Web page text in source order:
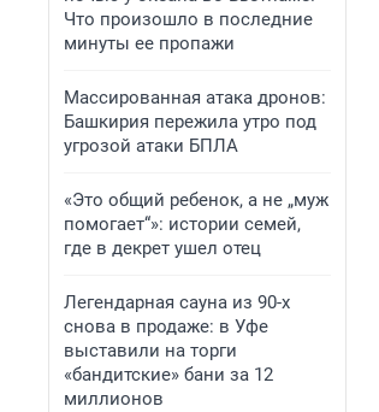
Что произошло в последние
минуты ее пропажи
Массированная атака дронов:
Башкирия пережила утро под
угрозой атаки БПЛА
«Это общий ребенок, а не „муж
помогает“»: истории семей,
где в декрет ушел отец
Легендарная сауна из 90-х
снова в продаже: в Уфе
выставили на торги
«бандитские» бани за 12
миллионов